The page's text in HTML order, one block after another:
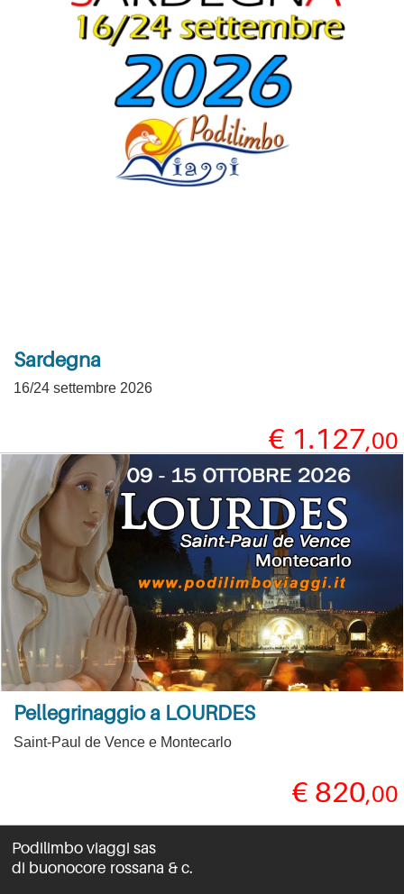
Sardegna
16/24 settembre 2026
€ 1.127,00
Pellegrinaggio a LOURDES
Saint-Paul de Vence e Montecarlo
€ 820,00
Podilimbo viaggi sas
di buonocore rossana & c.